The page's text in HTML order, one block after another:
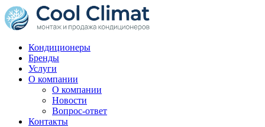
Кондиционеры
Бренды
Услуги
О компании
О компании
Новости
Вопрос-ответ
Контакты